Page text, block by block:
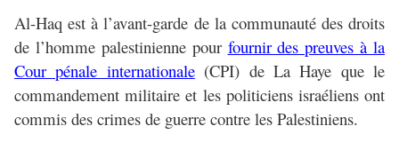
Al-Haq est à l’avant-garde de la communauté des droits
de l’homme palestinienne pour fournir des preuves à la
Cour pénale internationale(CPI) de La Haye que le
commandement militaire et les politiciens israéliens ont
commis des crimes de guerre contre les Palestiniens.